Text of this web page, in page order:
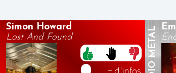
Simon Howard
Lost And Found
METAL